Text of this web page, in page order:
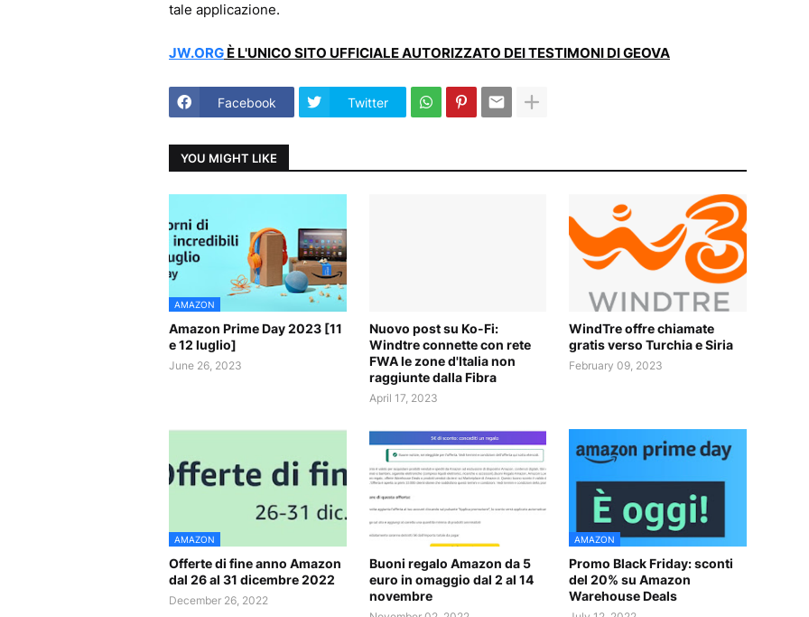
tale applicazione.
JW.ORG È L'UNICO SITO UFFICIALE AUTORIZZATO DEI TESTIMONI DI GEOVA
Facebook Twitter
YOU MIGHT LIKE
AMAZON
Amazon Prime Day 2023 [11
e 12 luglio]
June 26, 2023
Nuovo post su Ko-Fi:
Windtre connette con rete
FWA le zone d'Italia non
raggiunte dalla Fibra
April 17, 2023
WindTre offre chiamate
gratis verso Turchia e Siria
February 09, 2023
AMAZON
Offerte di fine anno Amazon
dal 26 al 31 dicembre 2022
December 26, 2022
Buoni regalo Amazon da 5
euro in omaggio dal 2 al 14
novembre
AMAZON
Promo Black Friday: sconti
del 20% su Amazon
Warehouse Deals